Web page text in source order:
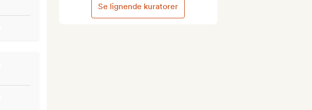
Se lignende kuratorer